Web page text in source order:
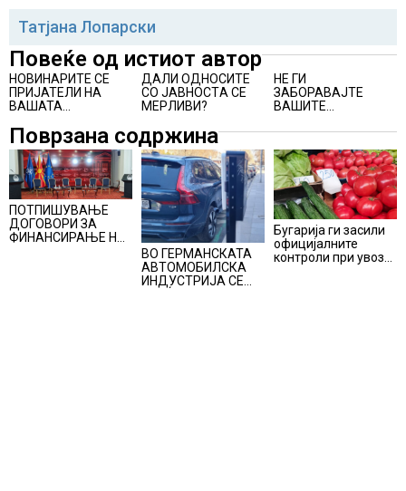
Татјана Лопарски
Повеќе од истиот автор
НОВИНАРИТЕ СЕ
ПРИЈАТЕЛИ НА
ВАШАТА
ДАЛИ ОДНОСИТЕ
СО ЈАВНОСТA СЕ
МЕРЛИВИ?
НЕ ГИ
ЗАБОРАВАЈТЕ
ВАШИТЕ
Поврзана содржина
ПОТПИШУВАЊЕ
ДОГОВОРИ ЗА
ФИНАНСИРАЊЕ НА
ВО ГЕРМАНСКАТА
АВТОМОБИЛСКА
ИНДУСТРИЈА СЕ
Бугарија ги засили
официјалните
контроли при увоз